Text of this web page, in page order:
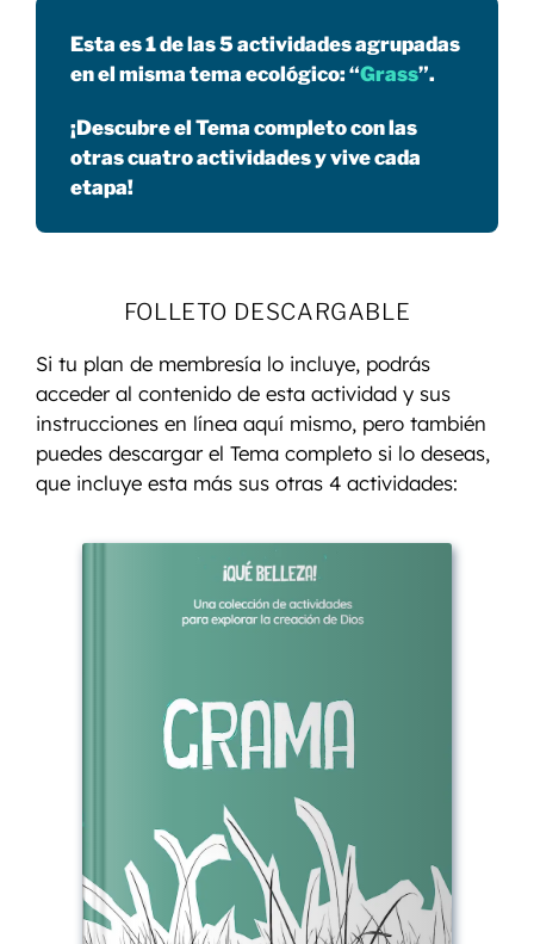
Esta es 1 de las 5 actividades agrupadas
en el misma tema ecológico: “Grass”.
¡Descubre el Tema completo con las
otras cuatro actividades y vive cada
etapa!
FOLLETO DESCARGABLE
Si tu plan de membresía lo incluye, podrás
acceder al contenido de esta actividad y sus
instrucciones en línea aquí mismo, pero también
puedes descargar el Tema completo si lo deseas,
que incluye esta más sus otras 4 actividades: